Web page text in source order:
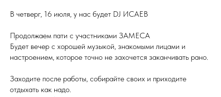
В четверг, 16 июля, у нас будет DJ ИСАЕВ
Продолжаем пати с участниками ЗАМЕСА
Будет вечер с хорошей музыкой, знакомыми лицами и
настроением, которое точно не захочется заканчивать рано.
Заходите после работы, собирайте своих и приходите
отдыхать как надо.